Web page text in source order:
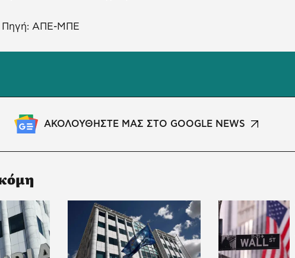
Πηγή: ΑΠΕ-ΜΠΕ
ΑΚΟΛΟΥΘΗΣΤΕ ΜΑΣ ΣΤΟ GOOGLE NEWS